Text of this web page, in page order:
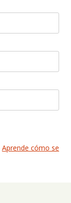
Aprende cómo se